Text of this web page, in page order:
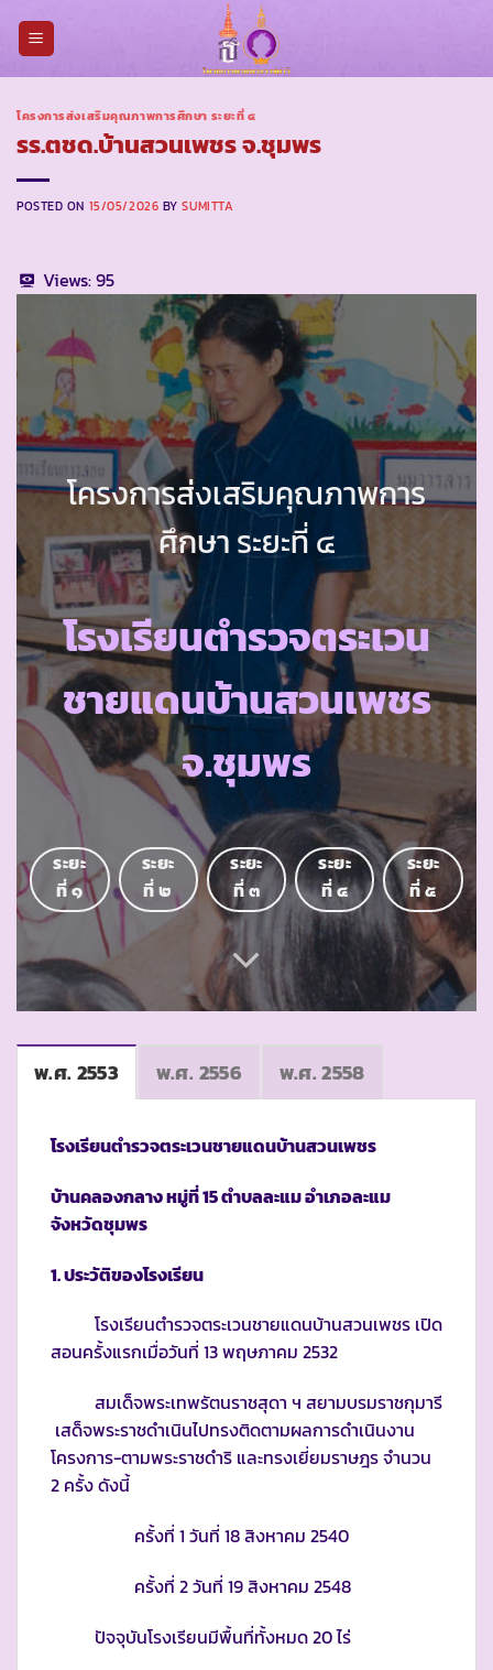
โครงการส่งเสริมคุณภาพการศึกษา ระยะที่ ๔
รร.ตชด.บ้านสวนเพชร จ.ชุมพร
POSTED ON 15/05/2026 BYSUMITTA
Views:95
โครงการส่งเสริมคุณภาพการ
ศึกษา ระยะที่ ๔
โรงเรียนตำรวจตระเวน
ชายแดนบ้านสวนเพชร
จ.ชุมพร
ระยะ
ที่ ๑
ระยะ
ที่ ๒
ระยะ
ที่ ๓
ระยะ
ที่ ๔
ระยะ
ที่ ๕
พ.ศ. 2553 พ.ศ. 2556 พ.ศ. 2558
โรงเรียนตำรวจตระเวนชายแดนบ้านสวนเพชร
บ้านคลองกลาง หมู่ที่15ตำบลละแม อำเภอละแม
จังหวัดชุมพร
1. ประวัติของโรงเรียน
โรงเรียนตำรวจตระเวนชายแดนบ้านสวนเพชร เปิด
สอนครั้งแรกเมื่อวันที่ 13 พฤษภาคม 2532
สมเด็จพระเทพรัตนราชสุดา ฯ สยามบรมราชกุมารี
เสด็จพระราชดำเนินไปทรงติดตามผลการดำเนินงาน
โครงการ-ตามพระราชดำริ และทรงเยี่ยมราษฎร จำนวน
2 ครั้ง ดังนี้
ครั้งที่ 1 วันที่ 18 สิงหาคม 2540
ครั้งที่ 2 วันที่ 19 สิงหาคม 2548
ปัจจุบันโรงเรียนมีพื้นที่ทั้งหมด 20 ไร่